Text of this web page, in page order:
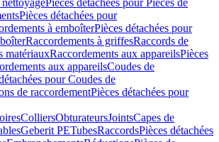
nettoyagePièces détachées pour Pièces de
Pièces détachées pour
à emboîterPièces détachées pour
Raccordements à griffesRaccords de
matériauxRaccordements aux appareilsPièces
aux appareilsCoudes de
pour Coudes de
de raccordementPièces détachées pour
ColliersObturateursJointsCapes de
Geberit PETubesRaccordsPièces détachées